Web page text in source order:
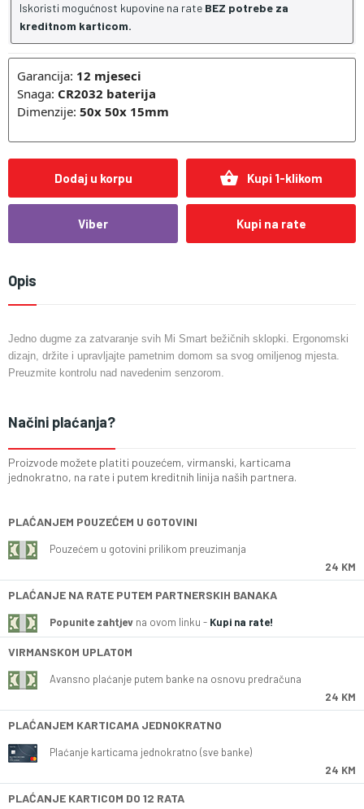
Iskoristi mogućnost kupovine na rate BEZ potrebe za
kreditnom karticom.
Garancija: 12 mjeseci
Snaga: CR2032 baterija
Dimenzije: 50x 50x 15mm
Dodaj u korpu shopping_basket Kupi 1-klikom
Viber Kupi na rate
Opis
Jedno dugme za zatvaranje svih Mi Smart bežičnih sklopki. Ergonomski
dizajn, držite i upravljajte pametnim domom sa svog omiljenog mjesta.
Preuzmite kontrolu nad navedenim senzorom.
Načini plaćanja?
Proizvode možete platiti pouzećem, virmanski, karticama
jednokratno, na rate i putem kreditnih linija naših partnera.
PLAĆANJEM POUZEĆEM U GOTOVINI
Pouzećem u gotovini prilikom preuzimanja
24 KM
PLAĆANJE NA RATE PUTEM PARTNERSKIH BANAKA
Popunite zahtjev na ovom linku - Kupi na rate!
VIRMANSKOM UPLATOM
Avansno plaćanje putem banke na osnovu predračuna
24 KM
PLAĆANJEM KARTICAMA JEDNOKRATNO
Plaćanje karticama jednokratno (sve banke)
24 KM
PLAĆANJE KARTICOM DO 12 RATA